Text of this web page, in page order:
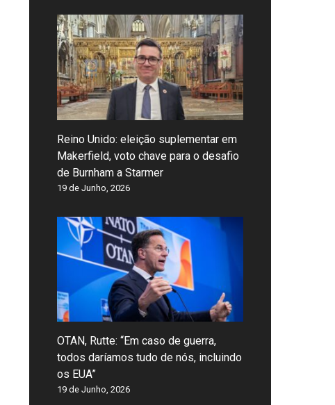
Reino Unido: eleição suplementar em
Makerfield, voto chave para o desafio
de Burnham a Starmer
19 de Junho, 2026
OTAN, Rutte: “Em caso de guerra,
todos daríamos tudo de nós, incluindo
os EUA”
19 de Junho, 2026